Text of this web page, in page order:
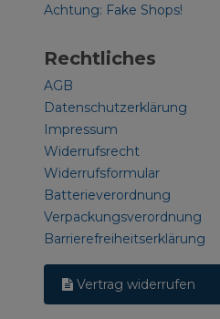
Achtung: Fake Shops!
Rechtliches
AGB
Datenschutzerklärung
Impressum
Widerrufsrecht
Widerrufsformular
Batterieverordnung
Verpackungsverordnung
Barrierefreiheitserklärung
Vertrag widerrufen